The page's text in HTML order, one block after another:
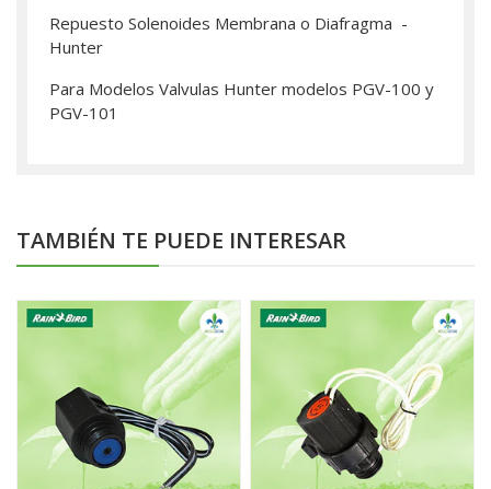
Repuesto Solenoides Membrana o Diafragma -
Hunter
Para Modelos Valvulas Hunter modelos PGV-100 y
PGV-101
TAMBIÉN TE PUEDE INTERESAR